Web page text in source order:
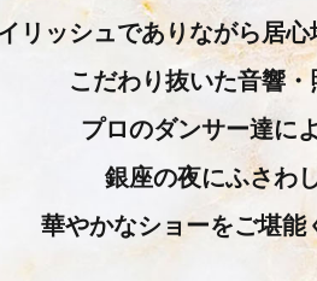
リッシュでありながら居
こだわり抜いた音響・
プロのダンサー達によ
銀座の夜にふさわ
華やかなショーをご堪能